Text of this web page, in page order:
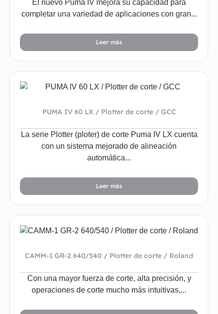
El nuevo Puma IV mejora su capacidad para
completar una variedad de aplicaciones con gran...
Leer más
PUMA IV 60 LX / Plotter de corte / GCC
La serie Plotter (ploter) de corte Puma IV LX cuenta
con un sistema mejorado de alineación
automática...
Leer más
CAMM-1 GR-2 640/540 / Plotter de corte / Roland
Con una mayor fuerza de corte, alta precisión, y
operaciones de corte mucho más intuitivas,...